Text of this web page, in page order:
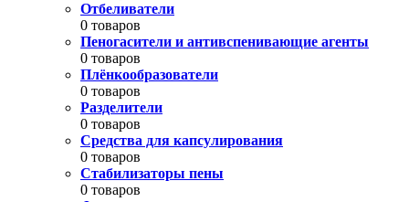
Отбеливатели
0 товаров
Пеногасители и антивспенивающие агенты
0 товаров
Плёнкообразователи
0 товаров
Разделители
0 товаров
Средства для капсулирования
0 товаров
Стабилизаторы пены
0 товаров